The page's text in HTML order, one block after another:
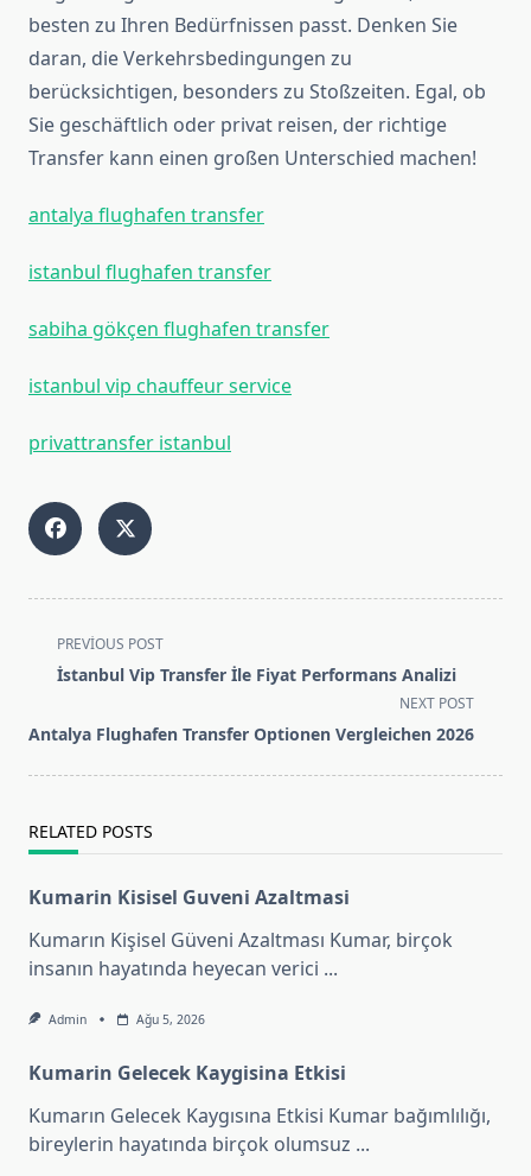
besten zu Ihren Bedürfnissen passt. Denken Sie
daran, die Verkehrsbedingungen zu
berücksichtigen, besonders zu Stoßzeiten. Egal, ob
Sie geschäftlich oder privat reisen, der richtige
Transfer kann einen großen Unterschied machen!
antalya flughafen transfer
istanbul flughafen transfer
sabiha gökçen flughafen transfer
istanbul vip chauffeur service
privattransfer istanbul
<span
class="nav-
screen-
text">Page</span>
PREVIOUS POST
İstanbul Vip Transfer İle Fiyat Performans Analizi
NEXT POST
Antalya Flughafen Transfer Optionen Vergleichen 2026
RELATED POSTS
Kumarin Kisisel Guveni Azaltmasi
Kumarın Kişisel Güveni Azaltması Kumar, birçok
insanın hayatında heyecan verici ...
Admin Ağu 5, 2026
Kumarin Gelecek Kaygisina Etkisi
Kumarın Gelecek Kaygısına Etkisi Kumar bağımlılığı,
bireylerin hayatında birçok olumsuz ...